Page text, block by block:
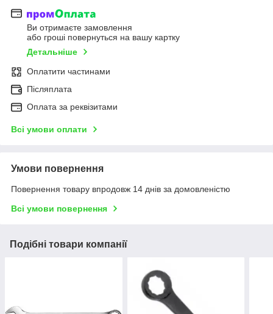
Ви отримаєте замовлення
або гроші повернуться на вашу картку
Детальніше
Оплатити частинами
Післяплата
Оплата за реквізитами
Всі умови оплати
Умови повернення
Повернення товару впродовж 14 днів за домовленістю
Всі умови повернення
Подібні товари компанії